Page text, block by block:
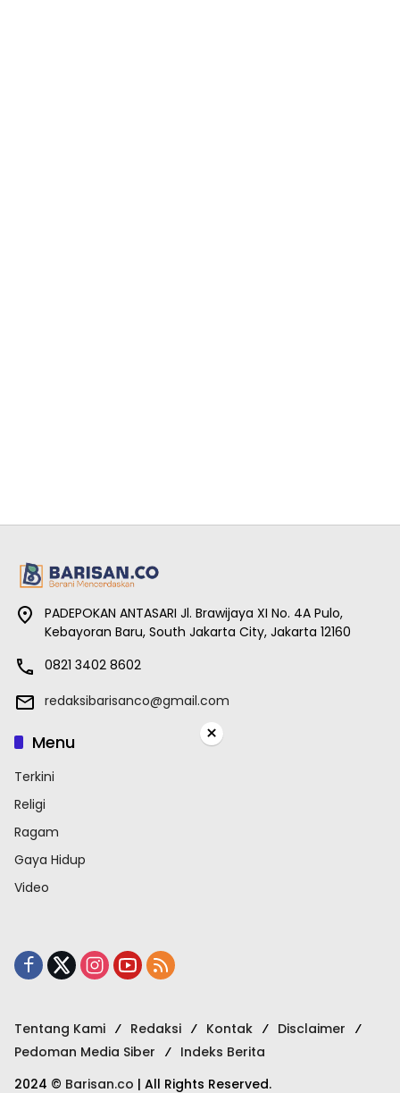
PADEPOKAN ANTASARI Jl. Brawijaya XI No. 4A Pulo,
Kebayoran Baru, South Jakarta City, Jakarta 12160
0821 3402 8602
redaksibarisanco@gmail.com
Menu
Terkini
Religi
Ragam
Gaya Hidup
Video
Tentang Kami Redaksi Kontak
Disclaimer
Pedoman Media Siber
Indeks Berita
2024 © Barisan.co | All Rights Reserved.
×